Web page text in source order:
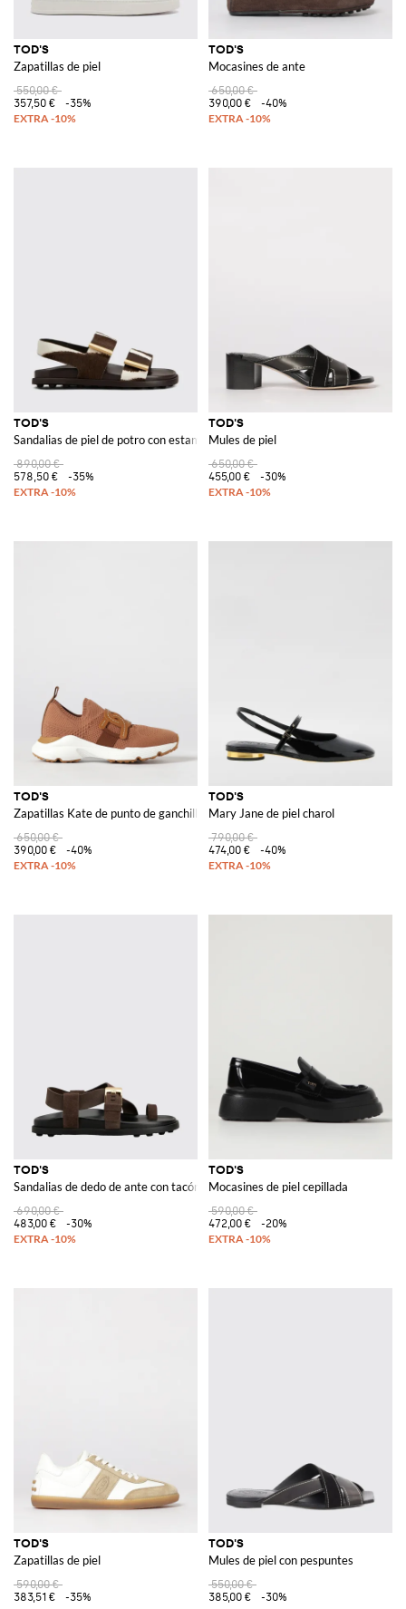
TOD'S
Zapatillas de piel
550,00 €
357,50 €
-35%
TOD'S
Mocasines de ante
650,00 €
390,00 €
-40%
TOD'S
Sandalias de piel de potro con estampado de vaca
890,00 €
578,50 €
-35%
TOD'S
Mules de piel
650,00 €
455,00 €
-30%
TOD'S
Zapatillas Kate de punto de ganchillo
650,00 €
390,00 €
-40%
TOD'S
Mary Jane de piel charol
790,00 €
474,00 €
-40%
TOD'S
Sandalias de dedo de ante con tacón bajo y tira
690,00 €
483,00 €
-30%
TOD'S
Mocasines de piel cepillada
590,00 €
472,00 €
-20%
TOD'S
Zapatillas de piel
590,00 €
383,51 €
-35%
TOD'S
Mules de piel con pespuntes
550,00 €
385,00 €
-30%